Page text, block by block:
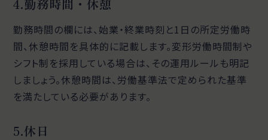
4.勤務時間・休憩
勤務時間の欄には、始業・終業時刻と1日の所定労働時
間、休憩時間を具体的に記載します。変形労働時間制や
シフト制を採用している場合は、その運用ルールも明記
しましょう。休憩時間は、労働基準法で定められた基準
を満たしている必要があります。
5.休日